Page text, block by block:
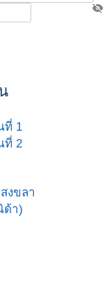
visibility_off
ที่ 1
ที่ 2
งขลา
ด้า)